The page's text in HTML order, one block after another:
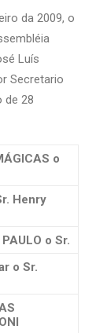
da 2009, o
Luís
Secretario
de 28
o
Henry
o Sr.
o Sr.